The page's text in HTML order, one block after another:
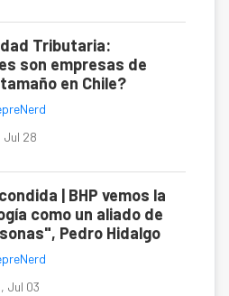
Tributaria:
son empresas de
en Chile?
Jul 28
| BHP vemos la
como un aliado de
Pedro Hidalgo
Jul 03